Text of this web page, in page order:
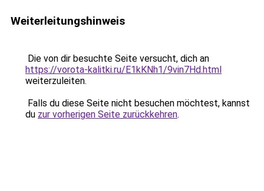
Weiterleitungshinweis
Die von dir besuchte Seite versucht, dich an
https://vorota-kalitki.ru/E1kKNh1/9vin7Hd.html
weiterzuleiten.
Falls du diese Seite nicht besuchen möchtest, kannst
du zur vorherigen Seite zurückkehren.